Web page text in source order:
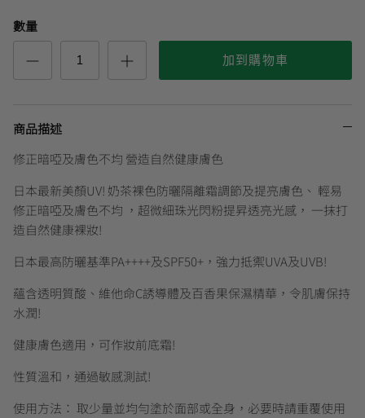
數量
加到購物車
商品描述
修正暗啞及膚色不均 營造自然健康膚色
日本最新美顏UV! 奶茶裸色防曬隔離霜調節及提亮膚色、 輕易
修正暗啞及膚色不均 ，超微細珠光閃粉提昇透亮光感， 一抹打
造自然健康裸妝!
日本最高防曬基準PA++++及SPF50+，強力抵禦UVA及UVB!
蘊含透明質酸、維他命C誘導體及百香果保濕精華，令肌膚保持
水潤!
健康膚色適用，可作妝前底霜!
性質溫和，通過敏感測試!
使用方法： 取少量並均勻塗於面部或全身，必要時請重覆使用